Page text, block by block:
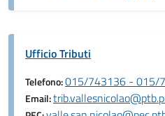
Ufficio Tributi
Telefono:015/743136 - 015/
Email: